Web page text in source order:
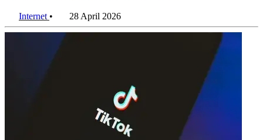
Internet • 28 April 2026